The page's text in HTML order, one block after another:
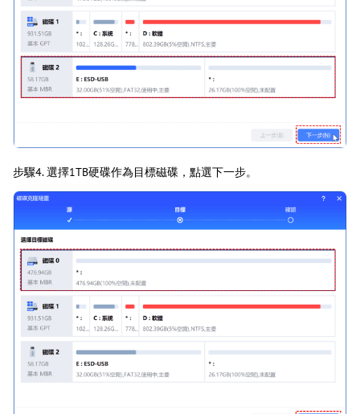
步驟4. 選擇1TB硬碟作為目標磁碟，點選下一步。